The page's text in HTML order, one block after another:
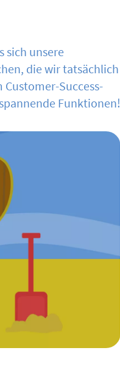
sich unsere
die wir tatsächlich
Success-
Funktionen!